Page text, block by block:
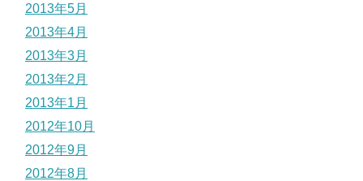
2013年5月
2013年4月
2013年3月
2013年2月
2013年1月
2012年10月
2012年9月
2012年8月